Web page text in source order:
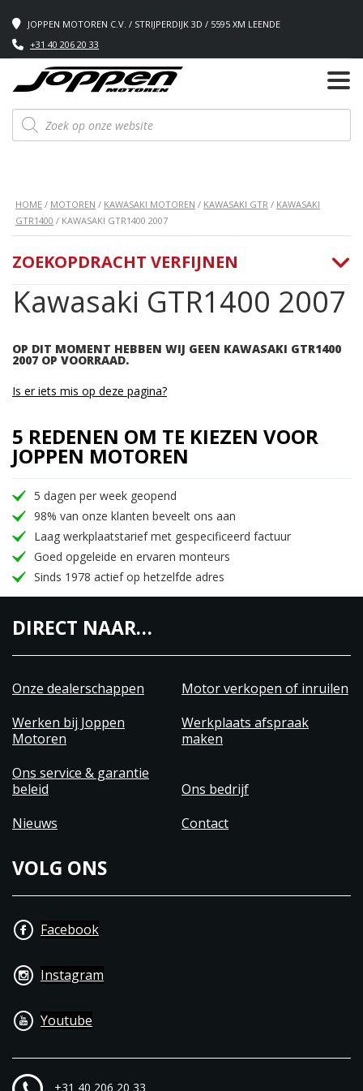
JOPPEN MOTOREN C.V. / STRIJPERDIJK 3D / 5595 XM LEENDE
+31 40 206 20 33
Producten
zoeken
HOME / MOTOREN / KAWASAKI MOTOREN / KAWASAKI GTR / KAWASAKI
GTR1400 / KAWASAKI GTR1400 2007
Kawasaki GTR1400 2007
OP DIT MOMENT HEBBEN WIJ GEEN KAWASAKI GTR1400
2007 OP VOORRAAD.
ZOEKOPDRACHT VERFIJNEN
Is er iets mis op deze pagina?
5 REDENEN OM TE KIEZEN VOOR
JOPPEN MOTOREN
5 dagen per week geopend
98% van onze klanten beveelt ons aan
Laag werkplaatstarief met gespecificeerd factuur
Goed opgeleide en ervaren monteurs
Sinds 1978 actief op hetzelfde adres
DIRECT NAAR…
Onze dealerschappen
Motor verkopen of inruilen
Werken bij Joppen
Motoren
Werkplaats afspraak
maken
Ons service & garantie
beleid
Ons bedrijf
Nieuws
Contact
VOLG ONS
Facebook
Instagram
Youtube
+31 40 206 20 33